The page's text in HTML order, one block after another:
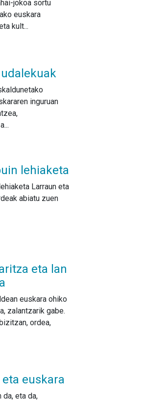
jokoa sortu
euskara
kult...
udalekuak
inguruan
lehiaketa
Larraun eta
abiatu zuen
eta lan
euskara ohiko
zalantzarik gabe.
ordea,
euskara
da, eta da,